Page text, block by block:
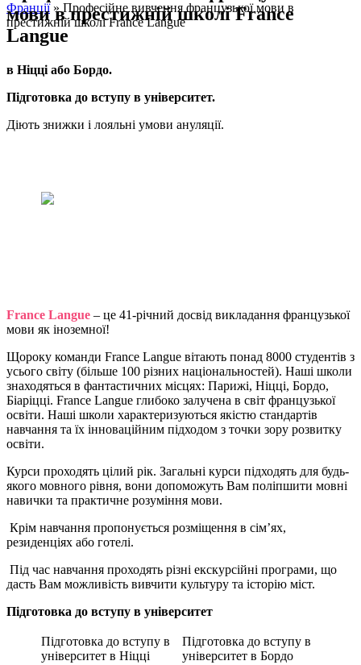
Франції» Професійне вивчення французької мови в
престижній школі France Langue
мови в престижній школі France
Langue
в Ніцці або Бордо.
Підготовка до вступу в університет.
Діють знижки і лояльні умови ануляції.
France Langue – це 41-річний досвід викладання французької
мови як іноземної!
Щороку команди France Langue вітають понад 8000 студентів з
усього світу (більше 100 різних національностей). Наші школи
знаходяться в фантастичних місцях: Парижі, Ніцці, Бордо,
Біаріцці. France Langue глибоко залучена в світ французької
освіти. Наші школи характеризуються якістю стандартів
навчання та їх інноваційним підходом з точки зору розвитку
освіти.
Курси проходять цілий рік. Загальні курси підходять для будь-
якого мовного рівня, вони допоможуть Вам поліпшити мовні
навички та практичне розуміння мови.
Крім навчання пропонується розміщення в сім’ях,
резиденціях або готелі.
Під час навчання проходять різні екскурсійні програми, що
дасть Вам можливість вивчити культуру та історію міст.
Підготовка до вступу в університет
Підготовка до вступу в
університет в Ніцці
Підготовка до вступу в
університет в Бордо